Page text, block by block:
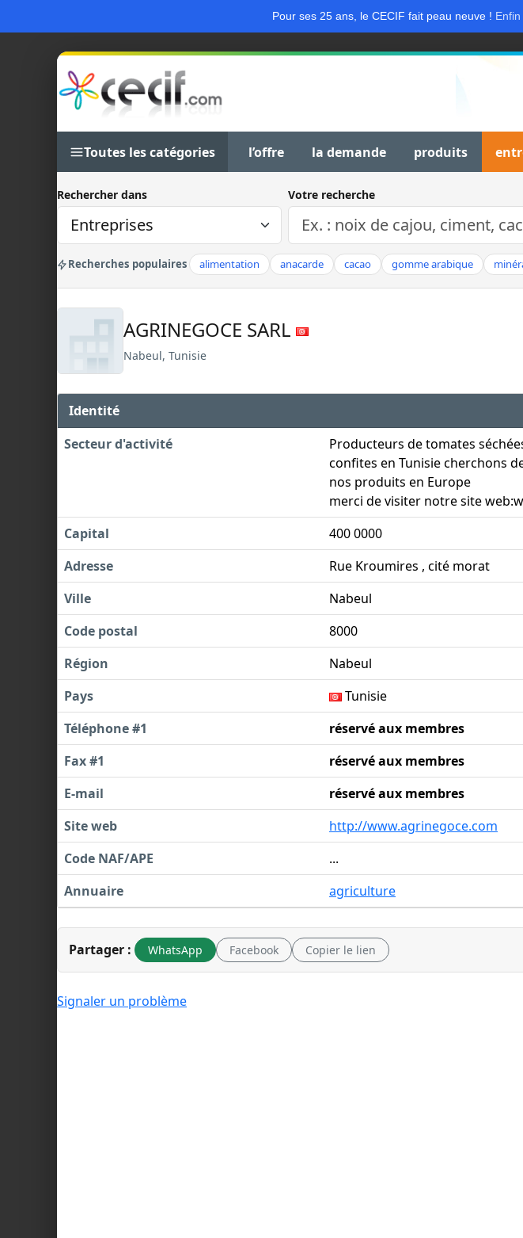
Pour ses 25 ans, le CECIF fait peau neuve !
Toutes les catégories l’offre la demande produits
Rechercher dans Votre recherche
Recherches populaires alimentation anacarde cacao gomme arabique
AGRINEGOCE SARL
Nabeul, Tunisie
Identité
Secteur d'activité
Producteurs de tomates
confites en Tunisie cherchons
nos produits en Europe
merci de visiter notre site
Capital
400 0000
Adresse
Rue Kroumires , cité morat
Ville
Nabeul
Code postal
8000
Région
Nabeul
Pays
Tunisie
Téléphone #1
réservé aux membres
Fax #1
réservé aux membres
E-mail
réservé aux membres
Site web
http://www.agrinegoce.com
Code NAF/APE
...
Annuaire
agriculture
Partager : WhatsApp Facebook Copier le lien
Signaler un problème